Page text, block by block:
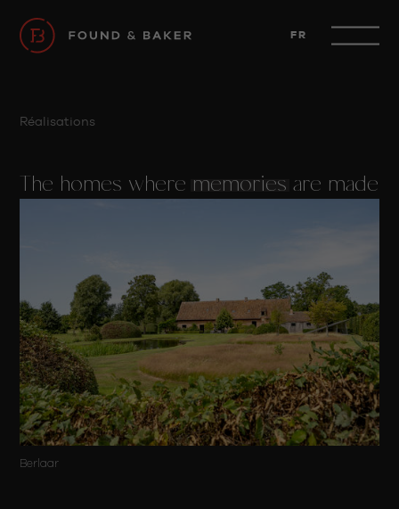
FR
Réalisations
The homes where memories are made
Berlaar